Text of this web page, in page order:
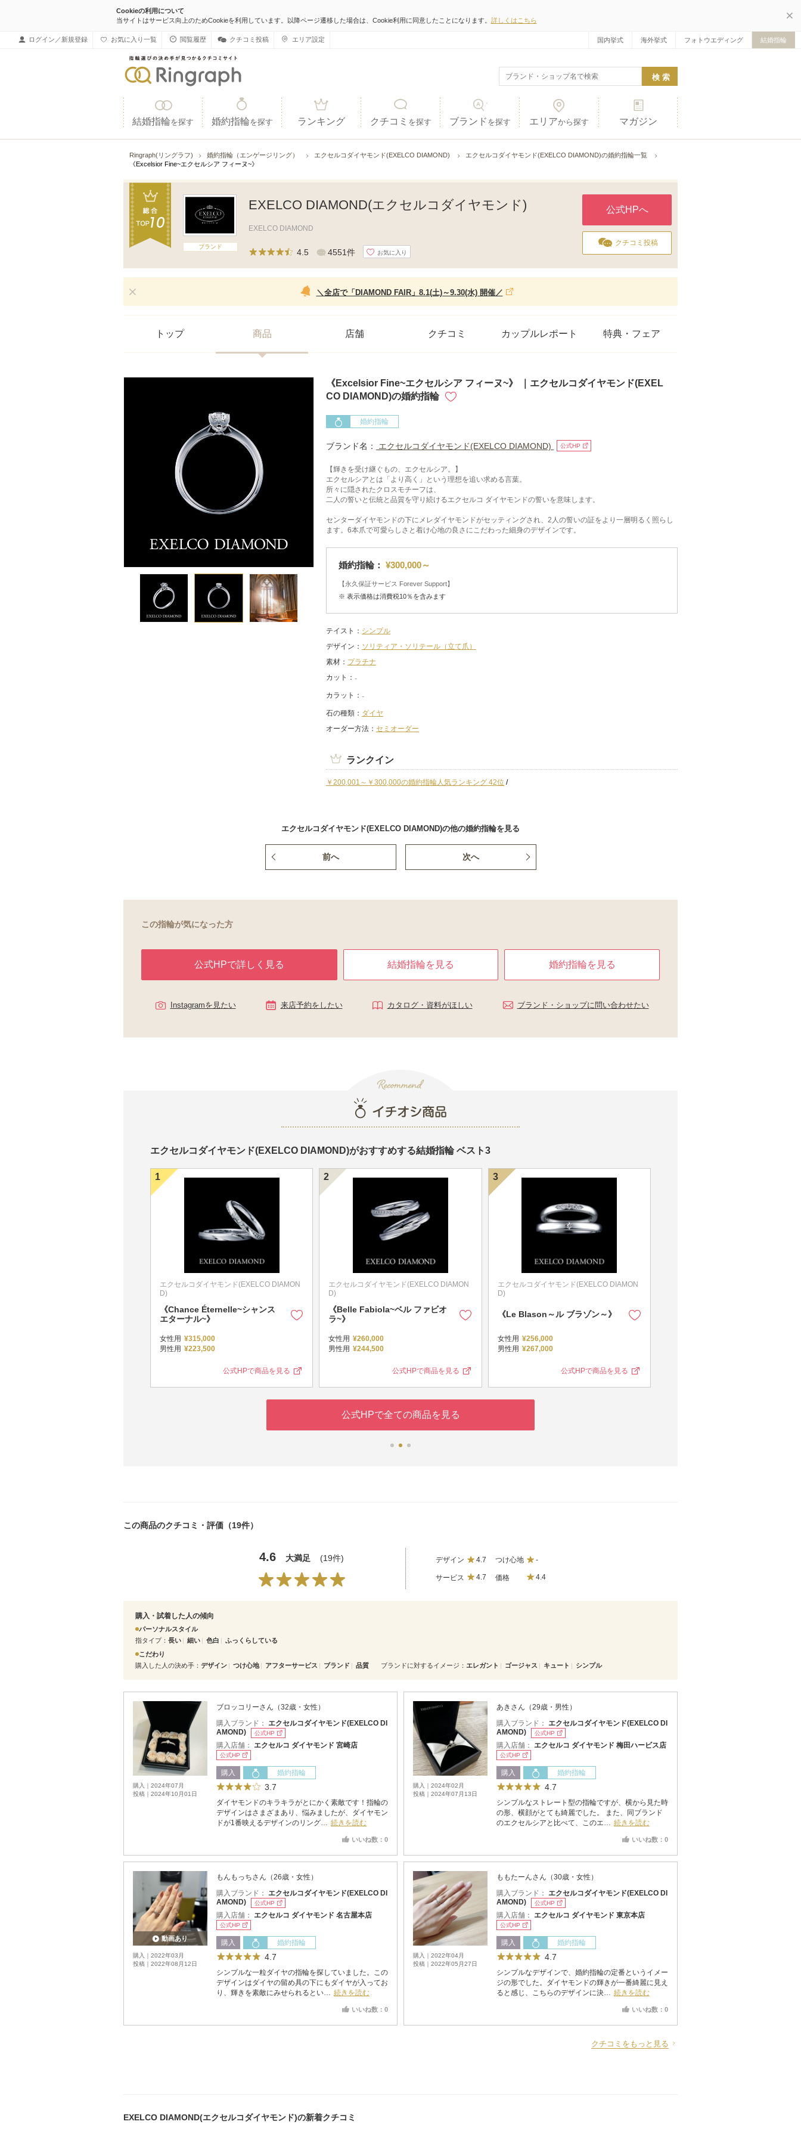
Cookieの利用について
当サイトはサービス向上のためCookieを利用しています。以降ページ遷移した場合は、Cookie利用に同意したことになります。 詳しくはこちら
ログイン／新規登録 お気に入り一覧 閲覧履歴 クチコミ投稿 エリア設定 国内挙式 海外挙式 フォトウエディング 結婚指輪
結婚指輪を探す 婚約指輪を探す ランキング クチコミ を探す ブランド を探す エリアから探す マガジン
Ringraph(リングラフ) 婚約指輪（エンゲージリング） エクセルコダイヤモンド(EXELCO DIAMOND)
エクセルコダイヤモンド(EXELCO DIAMOND)の婚約指輪一覧
《Excelsior Fine~エクセルシア フィーヌ~》
ブランド
EXELCO DIAMOND(エクセルコダイヤモンド)
EXELCO DIAMOND
4.5 4551件 お気に入り
公式HPへ
クチコミ投稿
＼全店で「DIAMOND FAIR」8.1(土)～9.30(水) 開催／
トップ 商品 店舗 クチコミ カップルレポート 特典・フェア
《Excelsior Fine~エクセルシア フィーヌ~》 ｜エクセルコダイヤモンド(EXEL
CO DIAMOND)の婚約指輪
婚約指輪
ブランド名： エクセルコダイヤモンド(EXELCO DIAMOND) 公式HP
【輝きを受け継ぐもの、エクセルシア。】
エクセルシアとは「より高く」という理想を追い求める言葉。
所々に隠されたクロスモチーフは、
二人の誓いと伝統と品質を守り続けるエクセルコ ダイヤモンドの誓いを意味します。
センターダイヤモンドの下にメレダイヤモンドがセッティングされ、2人の誓いの証をより一層明るく照らし
ます。6本爪で可愛らしさと着け心地の良さにこだわった細身のデザインです。
婚約指輪： ¥300,000～
【永久保証サービス Forever Support】
※ 表示価格は消費税10％を含みます
テイスト
シンプル
デザイン
ソリティア・ソリテール（立て爪）
素材
プラチナ
カット
カラット
石の種類
ダイヤ
オーダー方法
セミオーダー
ランクイン
￥200,001～￥300,000の婚約指輪人気ランキング 42位
エクセルコダイヤモンド(EXELCO DIAMOND)の他の婚約指輪を見る
前へ 次へ
この指輪が気になった方
公式HPで詳しく見る 結婚指輪を見る 婚約指輪を見る
Instagramを見たい 来店予約をしたい カタログ・資料がほしい ブランド・ショップに問い合わせたい
エクセルコダイヤモンド(EXELCO DIAMOND)がおすすめする結婚指輪 ベスト3
エクセルコダイヤモンド(EXELCO DIAMON
D)
《Chance Éternelle~シャンス
エターナル~》
女性用 ¥315,000
男性用 ¥223,500
公式HPで商品を見る
エクセルコダイヤモンド(EXELCO DIAMON
D)
《Belle Fabiola~ベル ファビオ
ラ~》
女性用 ¥260,000
男性用 ¥244,500
公式HPで商品を見る
エクセルコダイヤモンド(EXELCO DIAMON
D)
《Le Blason～ル ブラゾン～》
女性用 ¥256,000
男性用 ¥267,000
公式HPで商品を見る
公式HPで全ての商品を見る
この商品のクチコミ・評価（19件）
4.6 大満足 (19件) デザイン 4.7 つけ心地 -
サービス 4.7 価格 4.4
購入・試着した人の傾向
パーソナルスタイル
指タイプ
長い 細い 色白
ふっくらしている
こだわり
購入した人の決め手
デザイン つけ心地 アフターサービス ブランド 品質 ブランドに対するイメージ エレガント ゴージャス キュート シンプル
購入｜2024年07月
投稿｜2024年10月01日
ブロッコリーさん（32歳・女性）
購入ブランド： エクセルコダイヤモンド(EXELCO DI
AMOND)
公式HP
購入店舗： エクセルコ ダイヤモンド 宮崎店
公式HP
購入 婚約指輪
3.7
ダイヤモンドのキラキラがとにかく素敵です！指輪の
デザインはさまざまあり、悩みましたが、ダイヤモン
ドが1番映えるデザインのリング…
続きを読む
いいね数：0
購入｜2024年02月
投稿｜2024年07月13日
あきさん（29歳・男性）
購入ブランド： エクセルコダイヤモンド(EXELCO DI
AMOND)
公式HP
購入店舗： エクセルコ ダイヤモンド 梅田ハービス店
公式HP
購入 婚約指輪
4.7
シンプルなストレート型の指輪ですが、横から見た時
の形、横顔がとても綺麗でした。 また、同ブランド
のエクセルシアと比べて、このエ…
続きを読む
いいね数：0
動画あり
購入｜2022年03月
投稿｜2022年08月12日
もんもっちさん（26歳・女性）
購入ブランド： エクセルコダイヤモンド(EXELCO DI
AMOND)
公式HP
購入店舗： エクセルコ ダイヤモンド 名古屋本店
公式HP
購入 婚約指輪
4.7
シンプルな一粒ダイヤの指輪を探していました。この
デザインはダイヤの留め具の下にもダイヤが入ってお
り、輝きを素敵にみせられるとい…
続きを読む
いいね数：0
購入｜2022年04月
投稿｜2022年05月27日
ももたーんさん（30歳・女性）
購入ブランド： エクセルコダイヤモンド(EXELCO DI
AMOND)
公式HP
購入店舗： エクセルコ ダイヤモンド 東京本店
公式HP
購入 婚約指輪
4.7
シンプルなデザインで、婚約指輪の定番というイメー
ジの形でした。ダイヤモンドの輝きが一番綺麗に見え
ると感じ、こちらのデザインに決…
続きを読む
いいね数：0
クチコミをもっと見る
EXELCO DIAMOND(エクセルコダイヤモンド)の新着クチコミ